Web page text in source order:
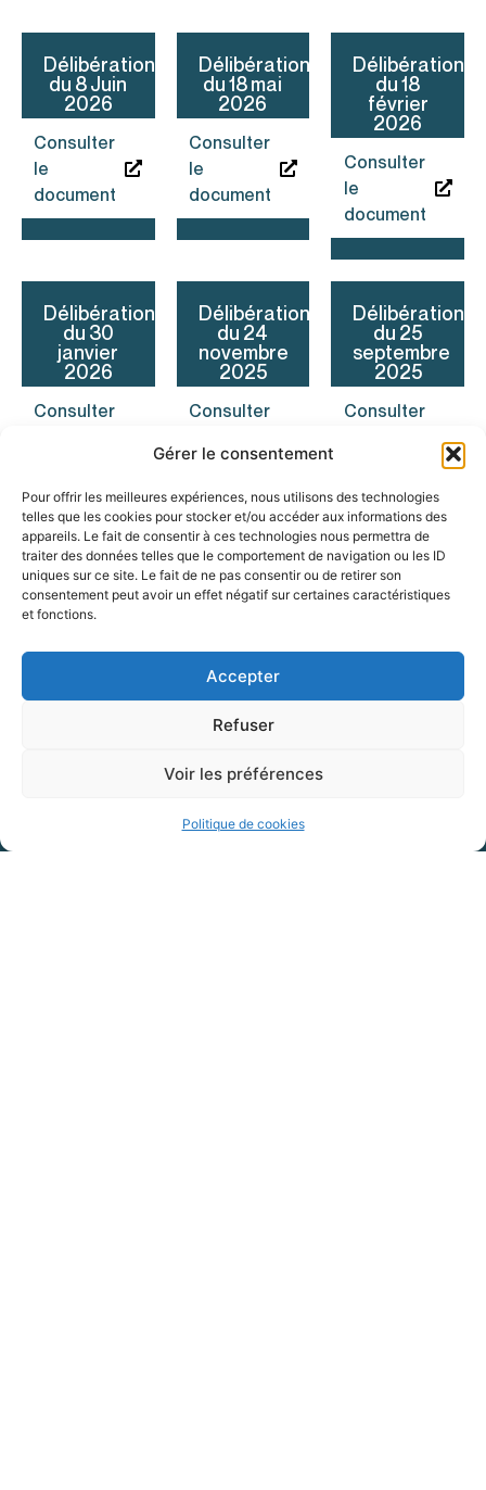
Gérer le consentement
Pour offrir les meilleures expériences, nous utilisons des technologies
telles que les cookies pour stocker et/ou accéder aux informations des
appareils. Le fait de consentir à ces technologies nous permettra de
traiter des données telles que le comportement de navigation ou les ID
uniques sur ce site. Le fait de ne pas consentir ou de retirer son
consentement peut avoir un effet négatif sur certaines caractéristiques
et fonctions.
Accepter
Refuser
Voir les préférences
Politique de cookies
Délibération
du 8 Juin
2026
Consulter
le
document
Délibérations
du 18 mai
2026
Consulter
le
document
Délibérations
du 18
février
2026
Consulter
le
document
Délibérations
du 30
janvier
2026
Consulter
Délibérations
du 24
novembre
2025
Consulter
document
Délibérations
du 25
septembre
2025
Consulter
1 2 >>